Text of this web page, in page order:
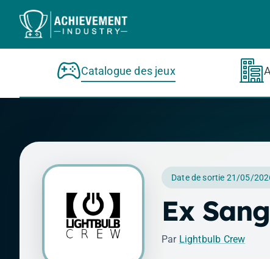
Aller au contenu principal
Catalogue des jeux
Date de sortie 21/05/
Ex
Par Lightbulb Crew